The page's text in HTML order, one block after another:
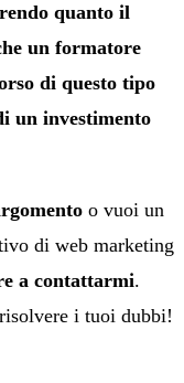
quanto il
un formatore
di questo tipo
un investimento
o vuoi un
di web marketing
a contattarmi.
i tuoi dubbi!